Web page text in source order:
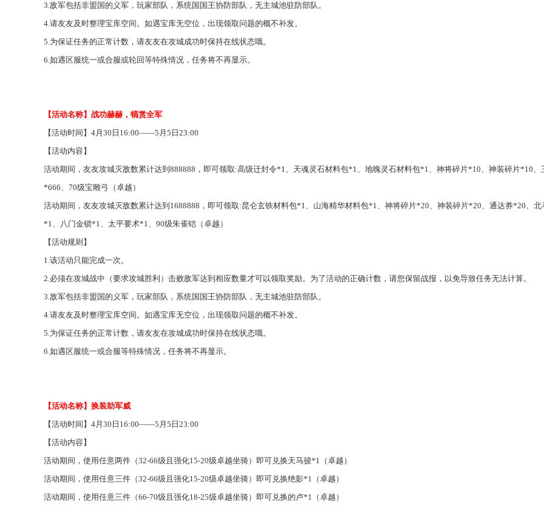
3.敌军包括非盟国的义军，玩家部队，系统国国王协防部队，无主城池驻防部队。
4.请友友及时整理宝库空间。如遇宝库无空位，出现领取问题的概不补发。
5.为保证任务的正常计数，请友友在攻城成功时保持在线状态哦。
6.如遇区服统一或合服或轮回等特殊情况，任务将不再显示。
【活动名称】战功赫赫，犒赏全军
【活动时间】 4月30日16:00——5月5日23:00
【活动内容】
活动期间，友友攻城灭敌数累计达到 888888，即可领取:高级迁封令*1、天魂灵石材料包*1、地魄灵石材料包*1、神将碎片*10、神装碎片*10、
*666、70级宝雕弓（卓越）
活动期间，友友攻城灭敌数累计达到 1688888，即可领取:昆仑玄铁材料包*1、山海精华材料包*1、神将碎片*20、神装碎片*20、通达券*20、北
*1、八门金锁*1、太平要术*1、90级朱雀铠（卓越）
【活动规则】
1.该活动只能完成一次。
2.必须在攻城战中（要求攻城胜利） 击败敌军达到相应数量才可以领取奖励。为了活动的正确计数，请您保留战报，以免导致任务无法计算。
3.敌军包括非盟国的义军，玩家部队， 系统国 国王协防部队，无主城池驻防部队。
4.请友友及时整理宝库空间。如遇宝库无空位，出现领取问题的概不补发。
5.为保证任务的正常计数，请友友在攻城成功时保持在线状态哦。
6.如遇区服统一或合服等特殊情况，任务将不再显示。
【活动名称】换装助军威
【活动时间】 4月30日16:00——5月5日23:00
【活动内容】
活动期间，使用任意两件（32-66级且强化15-20级卓越坐骑）即可兑换天马骏*1（卓越）
活动期间，使用任意三件（32-66级且强化15-20级卓越坐骑）即可兑换绝影*1（卓越）
活动期间，使用任意三件（66-70级且强化18-25级卓越坐骑）即可兑换的卢*1（卓越）